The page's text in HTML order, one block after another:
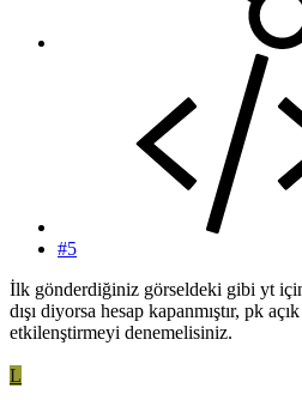
#5
İlk gönderdiğiniz görseldeki gibi yt için
dışı diyorsa hesap kapanmıştır, pk
etkilenştirmeyi denemelisiniz.
L